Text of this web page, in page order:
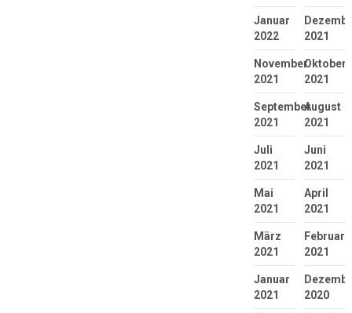
Januar
2022
2021
November
2021
Oktober
2021
September
2021
August
2021
Juli
2021
Juni
2021
Mai
2021
April
2021
März
2021
Februar
2021
Januar
2021
2020